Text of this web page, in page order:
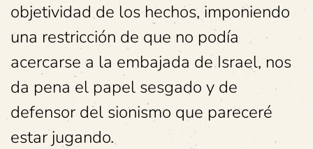
objetividad de los hechos, imponiendo
una restricción de que no podía
acercarse a la embajada de Israel, nos
da pena el papel sesgado y de
defensor del sionismo que pareceré
estar jugando.